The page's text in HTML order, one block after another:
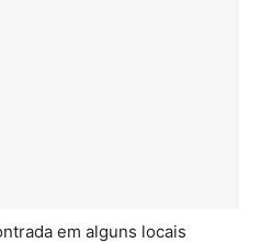
em alguns locais